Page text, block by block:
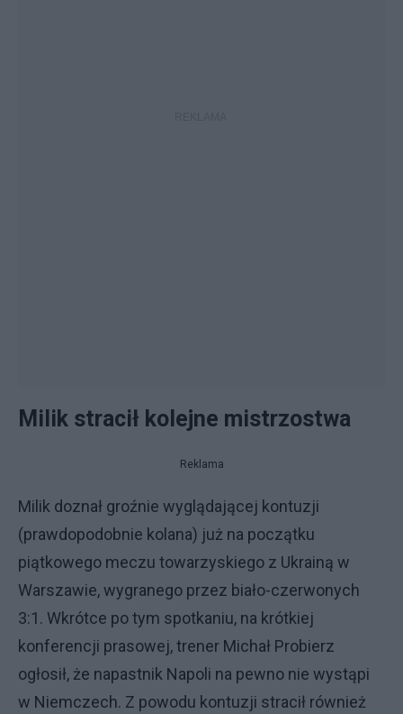
Milik stracił kolejne mistrzostwa
Reklama
Milik doznał groźnie wyglądającej kontuzji
(prawdopodobnie kolana) już na początku
piątkowego meczu towarzyskiego z Ukrainą w
Warszawie, wygranego przez biało-czerwonych
3:1. Wkrótce po tym spotkaniu, na krótkiej
konferencji prasowej, trener Michał Probierz
ogłosił, że napastnik Napoli na pewno nie wystąpi
w Niemczech. Z powodu kontuzji stracił również